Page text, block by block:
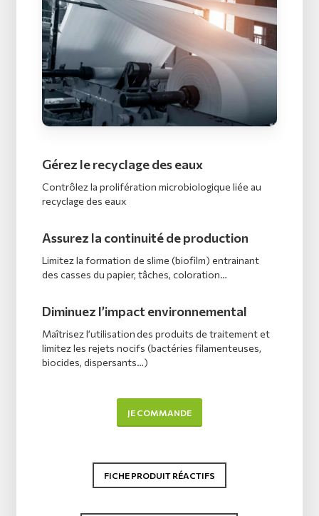
Gérez le recyclage des eaux
Contrôlez la prolifération microbiologique liée au
recyclage des eaux
Assurez la continuité de production
Limitez la formation de slime (biofilm) entrainant
des casses du papier, tâches, coloration…
Diminuez l’impact environnemental
Maîtrisez l’utilisation des produits de traitement et
limitez les rejets nocifs (bactéries filamenteuses,
biocides, dispersants…)
JE COMMANDE
FICHE PRODUIT RÉACTIFS